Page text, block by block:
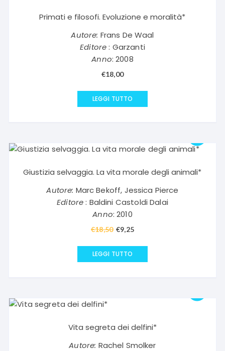
Primati e filosofi. Evoluzione e moralità*
Autore: Frans De Waal
Editore: Garzanti
Anno: 2008
€18,00
LEGGI TUTTO
Giustizia selvaggia. La vita morale degli animali*
Autore: Marc Bekoff, Jessica Pierce
Editore: Baldini Castoldi Dalai
Anno: 2010
€18,50 Il
originale
€9,25Il
LEGGI TUTTO
Vita segreta dei delfini*
Autore: Rachel Smolker